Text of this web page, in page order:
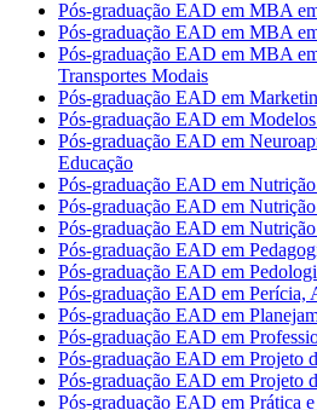
Pós-graduação EAD em MBA
Pós-graduação EAD em MBA
Pós-graduação EAD em MBA
Transportes Modais
Pós-graduação EAD em
Pós-graduação EAD em
Pós-graduação EAD em
Educação
Pós-graduação EAD em
Pós-graduação EAD em
Pós-graduação EAD em
Pós-graduação EAD em
Pós-graduação EAD em
Pós-graduação EAD em Perícia,
Pós-graduação EAD em
Pós-graduação EAD em
Pós-graduação EAD em Projeto
Pós-graduação EAD em Projeto
Pós-graduação EAD em Prática